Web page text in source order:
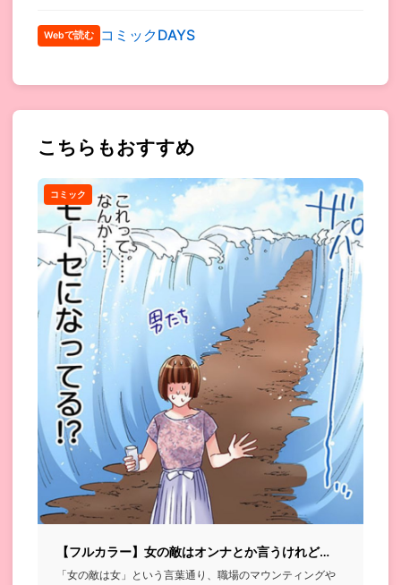
Webで読む コミックDAYS
こちらもおすすめ
コミック
【フルカラー】女の敵はオンナとか言うけれど…
「女の敵は女」という言葉通り、職場のマウンティングや